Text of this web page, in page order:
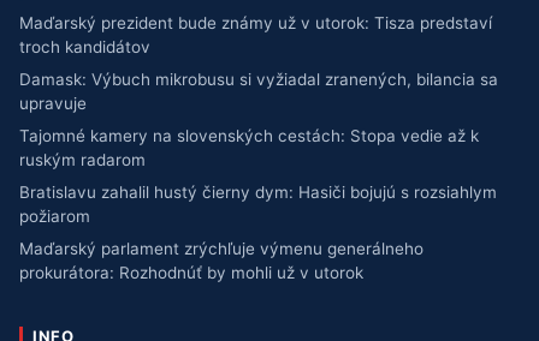
Maďarský prezident bude známy už v utorok: Tisza predstaví
troch kandidátov
Damask: Výbuch mikrobusu si vyžiadal zranených, bilancia sa
upravuje
Tajomné kamery na slovenských cestách: Stopa vedie až k
ruským radarom
Bratislavu zahalil hustý čierny dym: Hasiči bojujú s rozsiahlym
požiarom
Maďarský parlament zrýchľuje výmenu generálneho
prokurátora: Rozhodnúť by mohli už v utorok
INFO